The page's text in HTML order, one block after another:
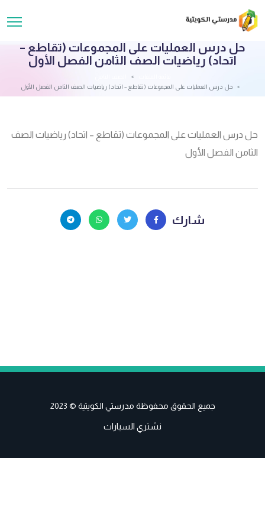
حل درس العمليات على المجموعات (تقاطع –
اتحاد) رياضيات الصف الثامن الفصل الأول
حل درس العمليات على المجموعات (تقاطع – اتحاد) رياضيات الصف الثامن الفصل الأول
حل درس العمليات على المجموعات (تقاطع – اتحاد) رياضيات الصف
الثامن الفصل الأول
شارك
جميع الحقوق محفوظة مدرستي الكويتية © 2023
نشتري السيارات